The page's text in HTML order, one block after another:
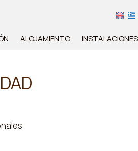
ALOJAMIENTO INSTALACIONES